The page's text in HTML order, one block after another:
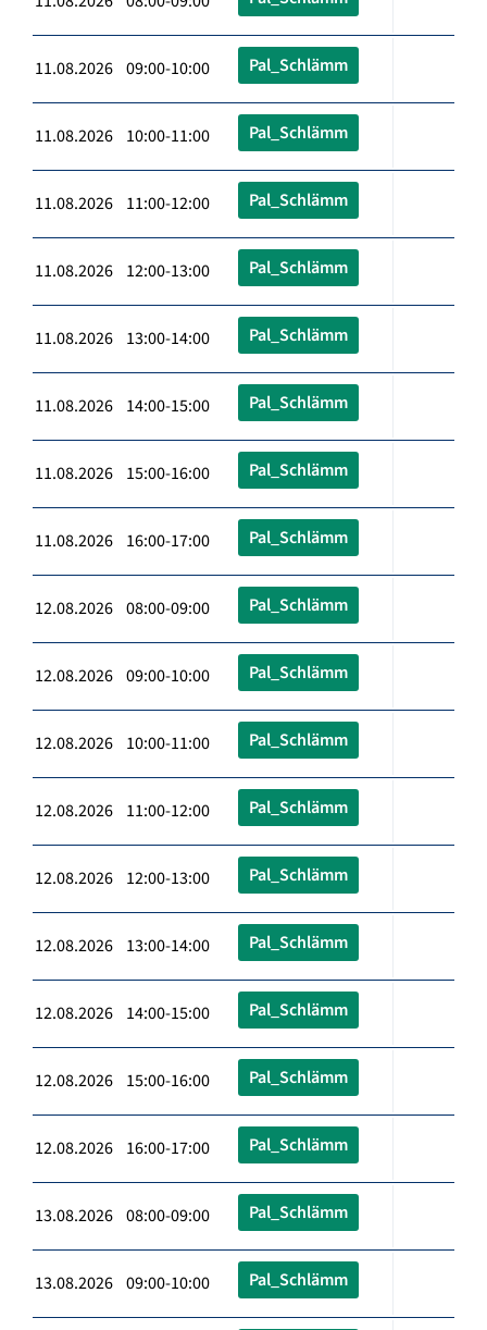
11.08.2026 09:00-10:00 Pal_Schlämm
11.08.2026 10:00-11:00 Pal_Schlämm
11.08.2026 11:00-12:00 Pal_Schlämm
11.08.2026 12:00-13:00 Pal_Schlämm
11.08.2026 13:00-14:00 Pal_Schlämm
11.08.2026 14:00-15:00 Pal_Schlämm
11.08.2026 15:00-16:00 Pal_Schlämm
11.08.2026 16:00-17:00 Pal_Schlämm
12.08.2026 08:00-09:00 Pal_Schlämm
12.08.2026 09:00-10:00 Pal_Schlämm
12.08.2026 10:00-11:00 Pal_Schlämm
12.08.2026 11:00-12:00 Pal_Schlämm
12.08.2026 12:00-13:00 Pal_Schlämm
12.08.2026 13:00-14:00 Pal_Schlämm
12.08.2026 14:00-15:00 Pal_Schlämm
12.08.2026 15:00-16:00 Pal_Schlämm
12.08.2026 16:00-17:00 Pal_Schlämm
13.08.2026 08:00-09:00 Pal_Schlämm
13.08.2026 09:00-10:00 Pal_Schlämm